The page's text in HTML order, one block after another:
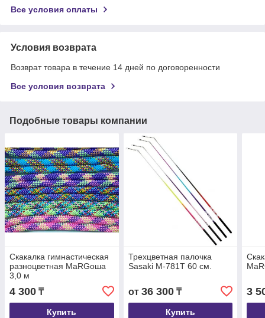
Все условия оплаты
Условия возврата
Возврат товара в течение 14 дней по договоренности
Все условия возврата
Подобные товары компании
Скакалка гимнастическая
разноцветная МаRGоша
3,0 м
4 300 ₸
Купить
Трехцветная палочка
Sasaki М-781T 60 см.
от 36 300₸
Купить
3